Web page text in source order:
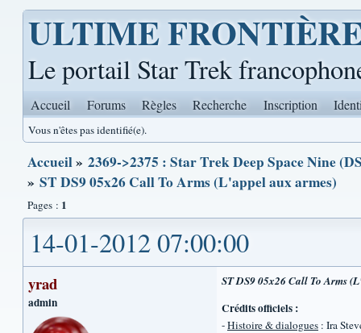
ULTIME
Le portail Star Trek
Accueil Forums Règles Recherche Inscription
Vous n'êtes pas identifié(e).
Accueil» 2369->2375 : Star Trek Deep Space Nine
» ST DS9 05x26 Call To Arms (L'appel aux armes)
Pages : 1
14-01-2012 07:00:00
yrad
admin
ST DS9 05x26 Call To Arms
Crédits officiels :
-Histoire & dialogues : Ira